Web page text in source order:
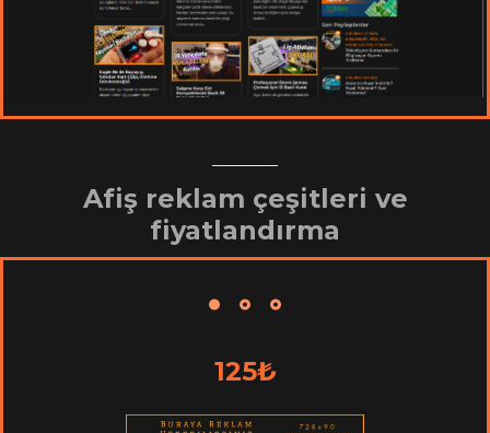
Afiş reklam çeşitleri ve
fiyatlandırma
125₺